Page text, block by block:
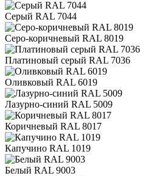
Серый RAL 7044
Серо-коричневый RAL 8019
Платиновый серый RAL 7036
Оливковый RAL 6019
Лазурно-синий RAL 5009
Коричневый RAL 8017
Капучино RAL 1019
Белый RAL 9003